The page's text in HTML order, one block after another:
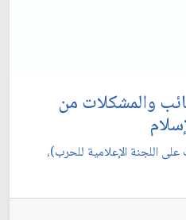
والمشكلات من
اللجنة الإعلامية للحرب)،